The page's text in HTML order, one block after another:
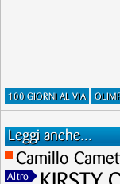
100 GIORNI AL VIA
Leggi anche...
Camillo
Altro